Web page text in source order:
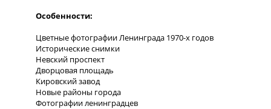
Особенности:
Цветные фотографии Ленинграда 1970-х годов
Исторические снимки
Невский проспект
Дворцовая площадь
Кировский завод
Новые районы города
Фотографии ленинградцев